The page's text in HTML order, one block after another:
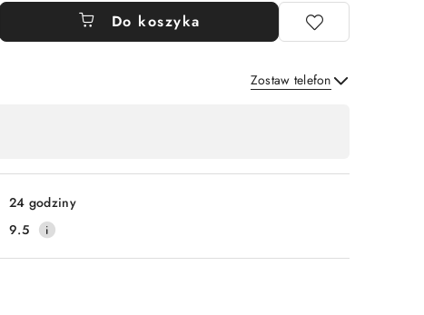
Do koszyka
Zostaw telefon
24 godziny
9.5